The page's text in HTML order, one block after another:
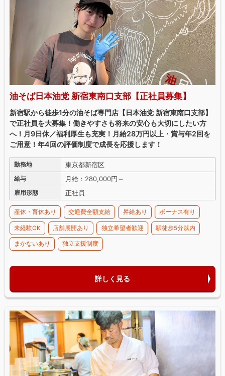
油そば日本油党 新宿東南口支部【正社員募集】
新宿駅から徒歩1分の油そば専門店【日本油党 新宿東南口支部】
で正社員を大募集！働きやすさも将来の安心も大切にしたい方
へ！月9日休／福利厚生も充実！月給28万円以上・賞与年2回を
ご用意！年4回の評価制度で成長を応援します！
勤務地 東京都新宿区
給与 月給：280,000円～
雇用形態 正社員
産休・育休あり 交通費全額支給 昇給あり ボーナス有り
未経験OK 店舗展開あり 独立希望者歓迎 駅徒歩5分以内
まかないあり 独立支援制度
詳しく見る